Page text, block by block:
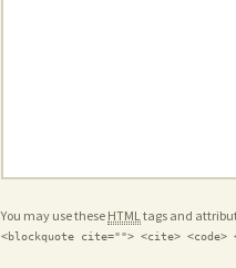
You may use these HTMLtags and
<blockquote cite=""> <cite>